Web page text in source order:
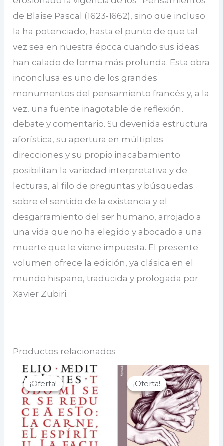
de Blaise Pascal (1623-1662), sino que incluso
la ha potenciado, hasta el punto de que tal
vez sea en nuestra época cuando sus ideas
han calado de forma más profunda. Esta obra
inconclusa es uno de los grandes
monumentos del pensamiento francés y, a la
vez, una fuente inagotable de reflexión,
debate y comentario. Su devenida estructura
aforística, su apertura en múltiples
direcciones y su propio inacabamiento
posibilitan la variedad interpretativa y de
lecturas, al filo de preguntas y búsquedas
sobre el sentido de la existencia y el
desgarramiento del ser humano, arrojado a
una vida que no ha elegido y abocado a una
muerte que le viene impuesta. El presente
volumen ofrece la edición, ya clásica en el
mundo hispano, traducida y prologada por
Xavier Zubiri.
Productos relacionados
¡Oferta!
¡Oferta! ¡Oferta!
¡Oferta!